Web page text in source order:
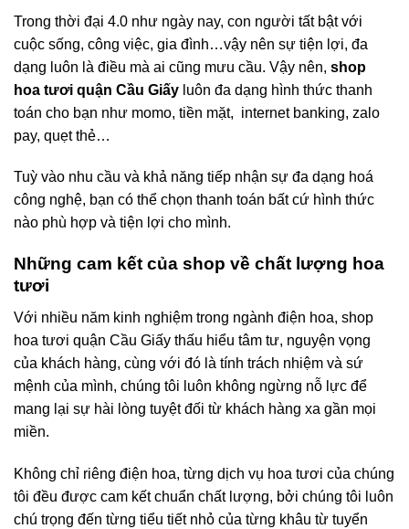
Trong thời đại 4.0 như ngày nay, con người tất bật với
cuộc sống, công việc, gia đình…vậy nên sự tiện lợi, đa
dạng luôn là điều mà ai cũng mưu cầu. Vậy nên, shop
hoa tươi quận Cầu Giấy luôn đa dạng hình thức thanh
toán cho bạn như momo, tiền mặt, internet banking, zalo
pay, quẹt thẻ…
Tuỳ vào nhu cầu và khả năng tiếp nhận sự đa dạng hoá
công nghệ, bạn có thể chọn thanh toán bất cứ hình thức
nào phù hợp và tiện lợi cho mình.
Những cam kết của shop về chất lượng hoa
tươi
Với nhiều năm kinh nghiệm trong ngành điện hoa, shop
hoa tươi quận Cầu Giấy thấu hiểu tâm tư, nguyện vọng
của khách hàng, cùng với đó là tính trách nhiệm và sứ
mệnh của mình, chúng tôi luôn không ngừng nỗ lực để
mang lại sự hài lòng tuyệt đối từ khách hàng xa gần mọi
miền.
Không chỉ riêng điện hoa, từng dịch vụ hoa tươi của chúng
tôi đều được cam kết chuẩn chất lượng, bởi chúng tôi luôn
chú trọng đến từng tiểu tiết nhỏ của từng khâu từ tuyển